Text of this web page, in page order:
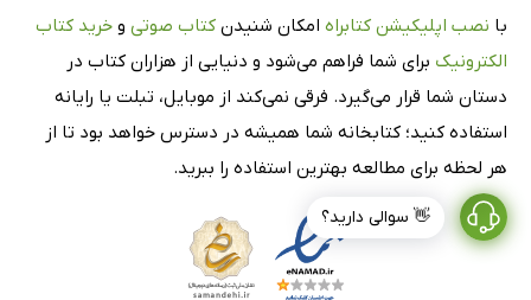
👋 سوالی دارید؟
با نصب اپلیکیشن کتابراه امکان شنیدن کتاب صوتی و خرید کتاب
الکترونیک برای شما فراهم می‌شود و دنیایی از هزاران کتاب در
دستان شما قرار می‌گیرد. فرقی نمی‌کند از موبایل، تبلت یا رایانه
استفاده کنید؛ کتابخانه شما همیشه در دسترس خواهد بود تا از
هر لحظه برای مطالعه بهترین استفاده را ببرید.